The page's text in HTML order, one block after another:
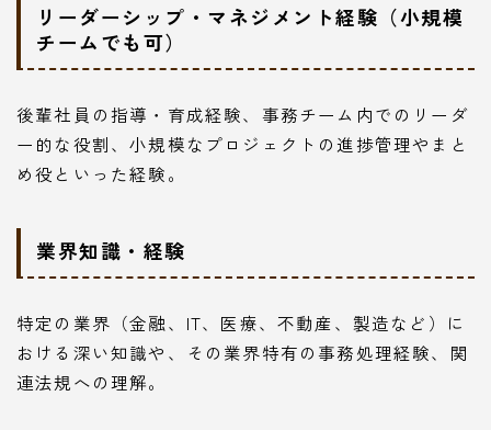
リーダーシップ・マネジメント経験（小規模
チームでも可）
後輩社員の指導・育成経験、事務チーム内でのリーダ
ー的な役割、小規模なプロジェクトの進捗管理やまと
め役といった経験。
業界知識・経験
特定の業界（金融、IT、医療、不動産、製造など）に
おける深い知識や、その業界特有の事務処理経験、関
連法規への理解。